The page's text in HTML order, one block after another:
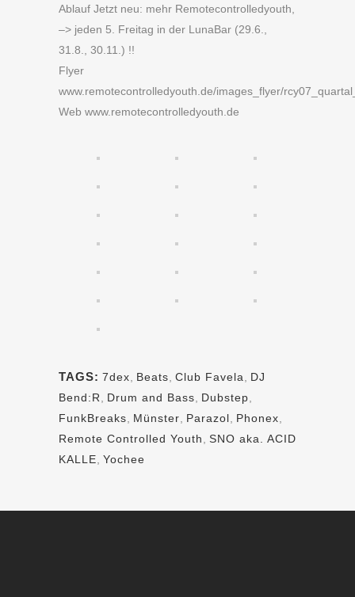
Ablauf Jetzt neu: mehr Remotecontrolledyouth,
–> jeden 5. Freitag in der LunaBar (29.6.,
31.8., 30.11.) !!
Flyer
www.remotecontrolledyouth.de/images_flyer/
Web www.remotecontrolledyouth.de
TAGS: 7dex Beats Club Favela
DJ
Bend:R
Drum and Bass Dubstep
FunkBreaks
Münster Parazol Phonex
Remote Controlled Youth
SNO aka. ACID
KALLE Yochee